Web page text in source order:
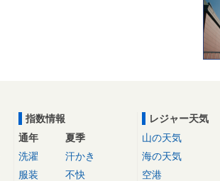
指数情報
通年
洗濯
服装
夏季
汗かき
不快
レジャー天気
山の天気
海の天気
空港